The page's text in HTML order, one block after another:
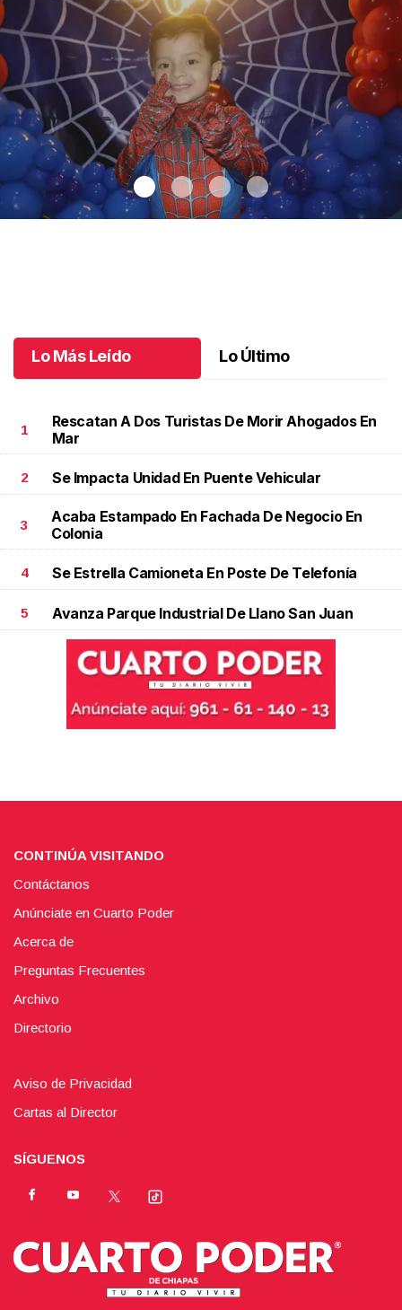
Lo Más Leído Lo Último
1
Rescatan A Dos Turistas De Morir Ahogados En
Mar
2 Se Impacta Unidad En Puente Vehicular
3
Acaba Estampado En Fachada De Negocio En
Colonia
4 Se Estrella Camioneta En Poste De Telefonía
5 Avanza Parque Industrial De Llano San Juan
CONTINÚA VISITANDO
Contáctanos
Anúnciate en Cuarto Poder
Acerca de
Preguntas Frecuentes
Archivo
Directorio
Aviso de Privacidad
Cartas al Director
SÍGUENOS